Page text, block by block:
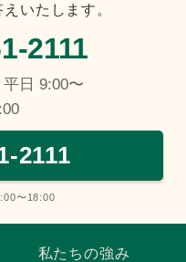
いたします。
2111
日 9:00〜
2111
〜18:00
私たちの強み